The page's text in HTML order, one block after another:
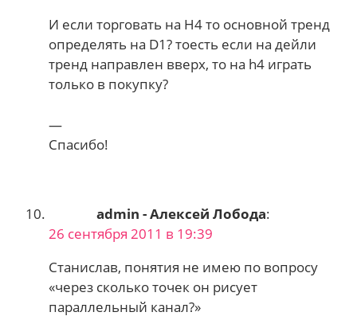
И если торговать на H4 то основной тренд
определять на D1? тоесть если на дейли
тренд направлен вверх, то на h4 играть
только в покупку?
—
Спасибо!
admin - Алексей Лобода:
26 сентября 2011 в 19:39
Станислав, понятия не имею по вопросу
«через сколько точек он рисует
параллельный канал?»